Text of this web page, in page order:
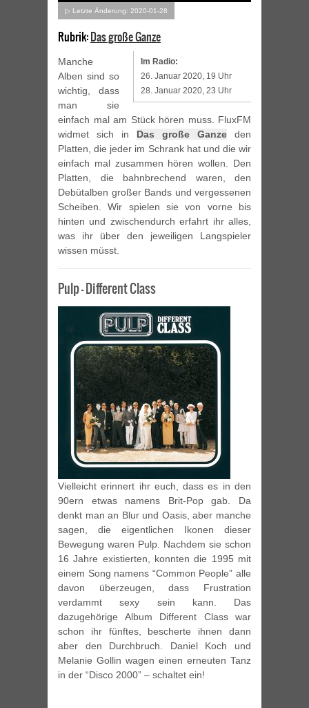
▷ Letzte Änderung: 2020-01-28
Rubrik:Das große Ganze
Im Radio:
26. Januar 2020, 19 Uhr
28. Januar 2020, 23 Uhr
Manche
Alben sind so
wichtig, dass
man sie
einfach mal am Stück hören muss. FluxFM
widmet sich in Das große Ganze den
Platten, die jeder im Schrank hat und die wir
einfach mal zusammen hören wollen. Den
Platten, die bahnbrechend waren, den
Debütalben großer Bands und vergessenen
Scheiben. Wir spielen sie von vorne bis
hinten und zwischendurch erfahrt ihr alles,
was ihr über den jeweiligen Langspieler
wissen müsst.
Pulp – Different Class
Vielleicht erinnert ihr euch, dass es in den
90ern etwas namens Brit-Pop gab. Da
denkt man an Blur und Oasis, aber manche
sagen, die eigentlichen Ikonen dieser
Bewegung waren Pulp. Nachdem sie schon
16 Jahre existierten, konnten die 1995 mit
einem Song namens “Common People” alle
davon überzeugen, dass Frustration
verdammt sexy sein kann. Das
dazugehörige Album Different Class war
schon ihr fünftes, bescherte ihnen dann
aber den Durchbruch. Daniel Koch und
Melanie Gollin wagen einen erneuten Tanz
in der “Disco 2000” – schaltet ein!